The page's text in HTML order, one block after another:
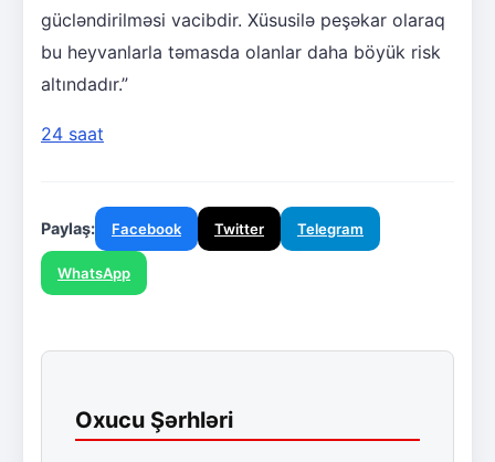
gücləndirilməsi vacibdir. Xüsusilə peşəkar olaraq
bu heyvanlarla təmasda olanlar daha böyük risk
altındadır.”
24 saat
Paylaş: Facebook Twitter Telegram
WhatsApp
Oxucu Şərhləri